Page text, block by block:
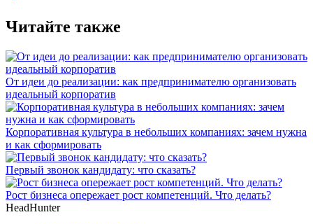
Читайте также
От идеи до реализации: как предпринимателю организовать
идеальный корпоратив
Корпоративная культура в небольших компаниях: зачем нужна
и как сформировать
Первый звонок кандидату: что сказать?
Рост бизнеса опережает рост компетенций. Что делать?
HeadHunter